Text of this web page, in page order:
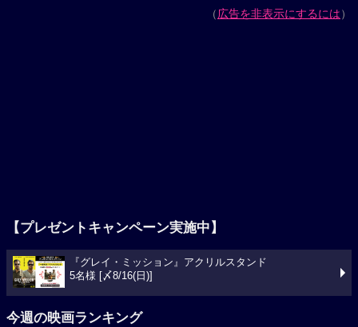
（広告を非表示にするには）
【プレゼントキャンペーン実施中】
『グレイ・ミッション』アクリルスタンド
5名様 [〆8/16(日)]
今週の映画ランキング